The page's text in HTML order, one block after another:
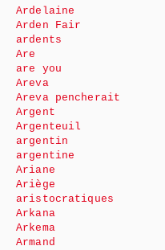
Ardelaine
Arden Fair
ardents
Are
are you
Areva
Areva pencherait
Argent
Argenteuil
argentin
argentine
Ariane
Ariège
aristocratiques
Arkana
Arkema
Armand